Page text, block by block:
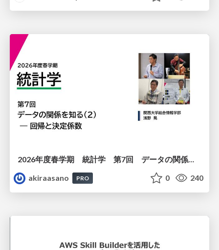
akiraasano
PRO 0 240